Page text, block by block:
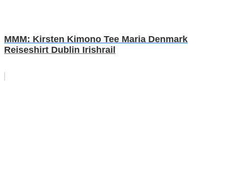
MMM: Kirsten Kimono Tee Maria Denmark
Reiseshirt Dublin Irishrail